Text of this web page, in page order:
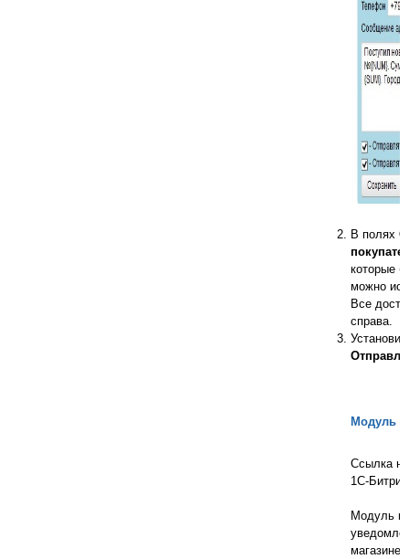
В полях
которые
можно
Все
справа.
Модуль
Ссылка
1С-
Модуль